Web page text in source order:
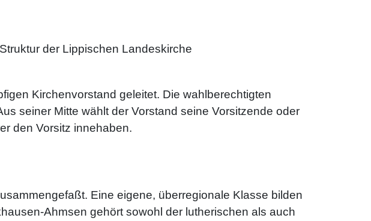
der Lippischen Landeskirche
Kirchenvorstand geleitet. Die wahlberechtigten
seiner Mitte wählt der Vorstand seine Vorsitzende oder
den Vorsitz innehaben.
Eine eigene, überregionale Klasse bilden
Ahmsen gehört sowohl der lutherischen als auch